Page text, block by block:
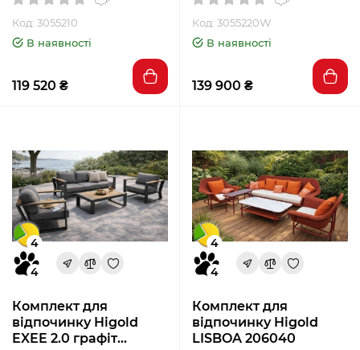
Код: 3055210
В наявності
119 520 ₴
Код: 3055220W
В наявності
139 900 ₴
4
4
Комплект для
відпочинку Higold
EXEE 2.0 графіт
4
4
Комплект для
відпочинку Higold
LISBOA 206040